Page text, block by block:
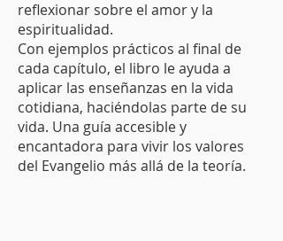
reflexionar sobre el amor y la
espiritualidad.
Con ejemplos prácticos al final de
cada capítulo, el libro le ayuda a
aplicar las enseñanzas en la vida
cotidiana, haciéndolas parte de su
vida. Una guía accesible y
encantadora para vivir los valores
del Evangelio más allá de la teoría.